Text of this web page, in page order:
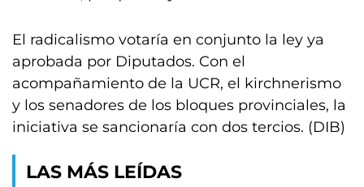
El radicalismo votaría en conjunto la ley ya
aprobada por Diputados. Con el
acompañamiento de la UCR, el kirchnerismo
y los senadores de los bloques provinciales, la
iniciativa se sancionaría con dos tercios. (DIB)
LAS MÁS LEÍDAS